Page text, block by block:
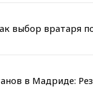
выбор вратаря
в Мадриде: